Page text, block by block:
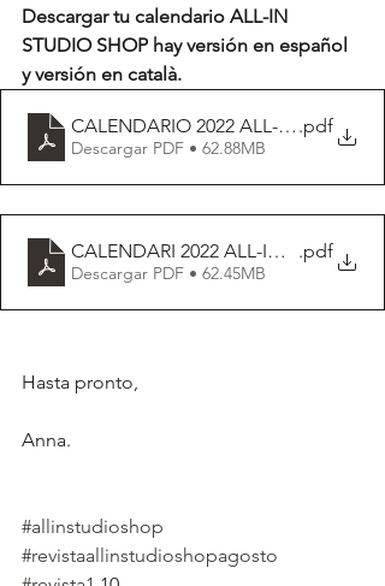
Descargar tu calendario ALL-IN
STUDIO SHOP hay versión en español
y versión en català.
CALENDARIO 2022 ALL-IN STUDIO
.pdf
Descargar PDF • 62.88MB
CALENDARI 2022 ALL-IN STUDIO
.pdf
Descargar PDF • 62.45MB
Hasta pronto,
Anna.
#allinstudioshop
#revistaallinstudioshopagosto